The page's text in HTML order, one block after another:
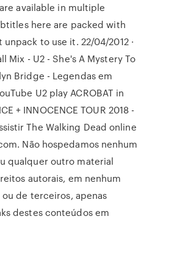
available in multiple
here are packed with
to use it. 22/04/2012 ·
Mix - U2 - She's A Mystery To
Bridge - Legendas em
U2 play ACROBAT in
+ INNOCENCE TOUR 2018 -
The Walking Dead online
Não hospedamos nenhum
qualquer outro material
autorais, em nenhum
de terceiros, apenas
destes conteúdos em